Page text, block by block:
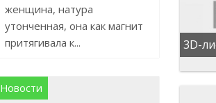
женщина, натура
утонченная, она как магнит
притягивала к...
Новости
3D-